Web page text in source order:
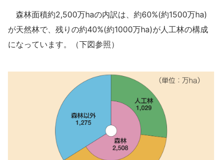
森林面積約2,500万haの内訳は、約60%(約1500万ha)
が天然林で、残りの約40%(約1000万ha)が人工林の構成
になっています。（下図参照）